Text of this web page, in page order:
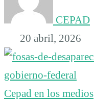
CEPAD
20 abril, 2026
Cepad en los medios